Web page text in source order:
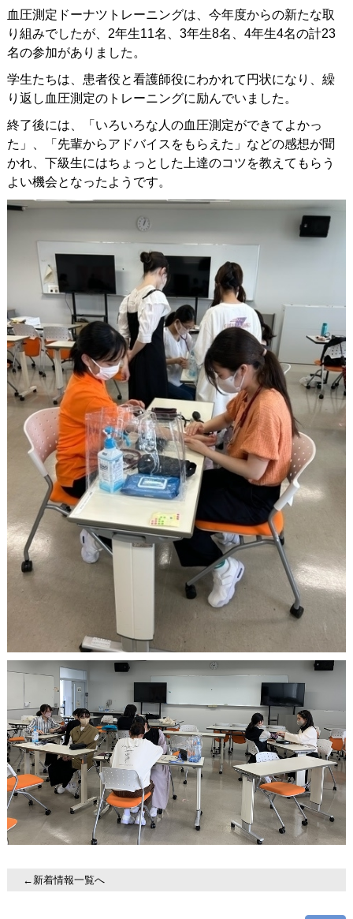
血圧測定ドーナツトレーニングは、今年度からの新たな取
り組みでしたが、2年生11名、3年生8名、4年生4名の計23
名の参加がありました。
学生たちは、患者役と看護師役にわかれて円状になり、繰
り返し血圧測定のトレーニングに励んでいました。
終了後には、「いろいろな人の血圧測定ができてよかっ
た」、「先輩からアドバイスをもらえた」などの感想が聞
かれ、下級生にはちょっとした上達のコツを教えてもらう
よい機会となったようです。
←新着情報一覧へ